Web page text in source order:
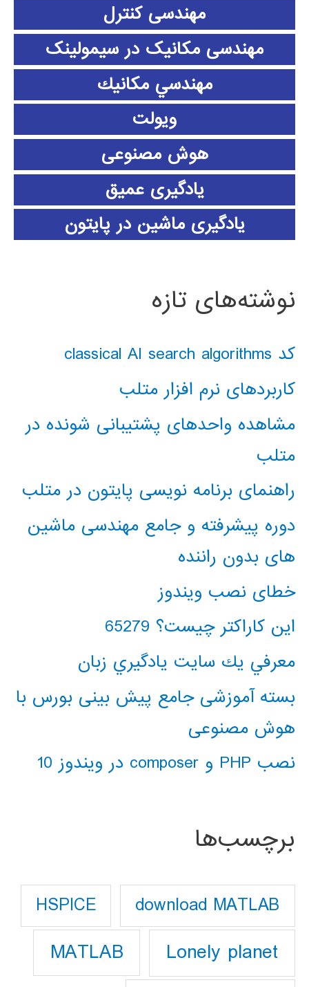
مهندسی کنترل
مهندسی مکانیک در سیمولینک
مهندسي مكانيك
ویولت
هوش مصنوعی
یادگیری عمیق
یادگیری ماشین در پایتون
نوشته‌های تازه
کد classical AI search algorithms
کاربردهای نرم افزار متلب
مشاهده واحدهای پشتیبانی شونده در
متلب
راهنمای برنامه نویسی پایتون در متلب
دوره پیشرفته و جامع مهندسی ماشین
های بدون راننده
خطای نصب ویندوز
این کاراکتر چیست؟ 65279
معرفي يك سايت يادگيري زبان
بسته آموزشی جامع پیش بینی بورس با
هوش مصنوعی
نصب PHP و composer در ویندوز 10
برچسب‌ها
download MATLAB
HSPICE
Lonely planet
MATLAB